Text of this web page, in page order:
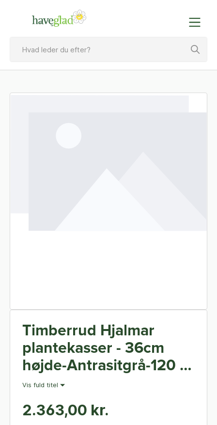
Timberrud Hjalmar
plantekasser - 36cm
højde-Antrasitgrå-120 x
60 x 36 cm
Vis fuld titel
2.363,00 kr.